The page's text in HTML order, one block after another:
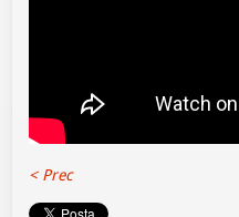
< Prec